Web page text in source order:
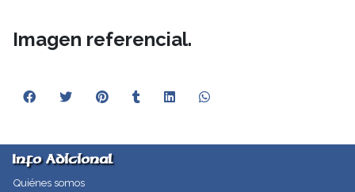
Imagen referencial.
Info Adicional
Quiénes somos